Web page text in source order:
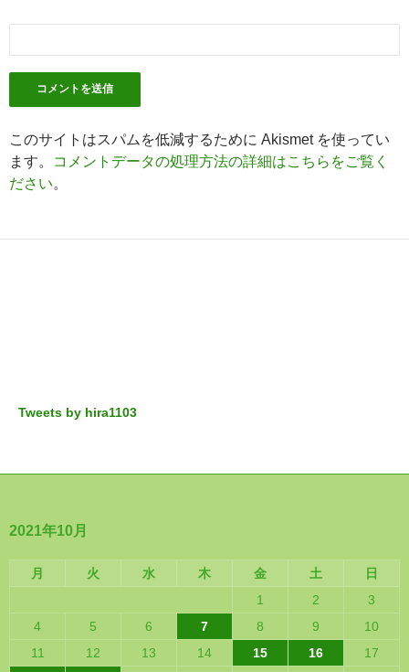
このサイトはスパムを低減するために Akismet を使ってい
ます。
コメントデータの処理方法の詳細はこちらをご覧く
ださい。
Tweets by hira1103
2021年10月
月 火 水 木 金 土
日
1
2
3
4
5 6 7 8 9
10
11
12 13 14 15 16
17